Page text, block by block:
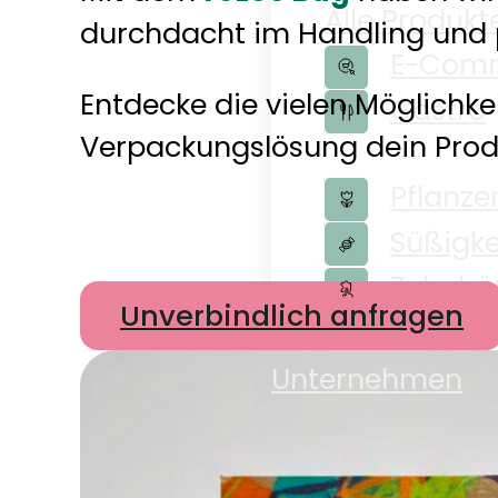
Alle
E-
Gastro
Shop
Unternehmen
durchdacht im Handling und
Entdecke die vielen
Verpackungslösung dein
Unverbindlich anfragen